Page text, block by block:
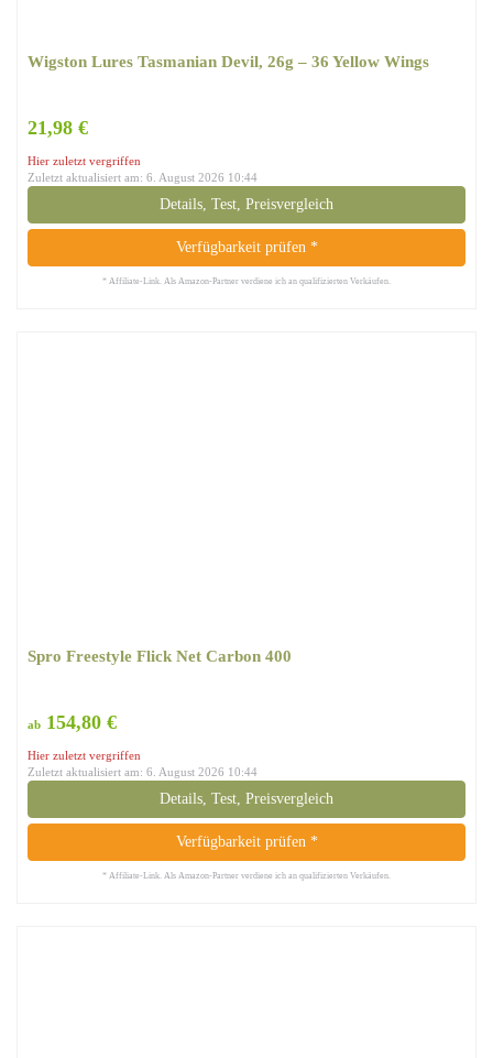
Wigston Lures Tasmanian Devil, 26g – 36 Yellow Wings
21,98 €
Hier zuletzt vergriffen
Zuletzt aktualisiert am: 6. August 2026 10:44
Details, Test, Preisvergleich
Verfügbarkeit prüfen *
* Affiliate-Link. Als Amazon-Partner verdiene ich an qualifizierten Verkäufen.
Spro Freestyle Flick Net Carbon 400
ab 154,80 €
Hier zuletzt vergriffen
Zuletzt aktualisiert am: 6. August 2026 10:44
Details, Test, Preisvergleich
Verfügbarkeit prüfen *
* Affiliate-Link. Als Amazon-Partner verdiene ich an qualifizierten Verkäufen.